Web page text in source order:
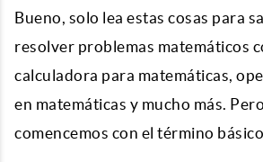
Bueno, solo lea estas cosas para
resolver problemas matemáticos
calculadora para matemáticas,
en matemáticas y mucho más.
comencemos con el término